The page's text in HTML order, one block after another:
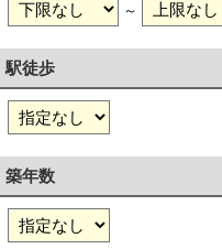
～
駅徒歩
築年数